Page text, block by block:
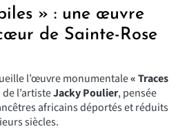
» : une œuvre
de Sainte-Rose
l’œuvre monumentale« Traces
l’artisteJacky Poulier, pensée
africains déportés et réduits
siècles.